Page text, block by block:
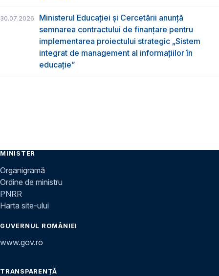
30.07.2026
Ministerul Educației și Cercetării anunță
semnarea contractului de finanțare pentru
implementarea proiectului strategic „Sistem
integrat de management al informațiilor în
educație”
MINISTER
Organigramă
Ordine de ministru
PNRR
Harta site-ului
GUVERNUL ROMÂNIEI
www.gov.ro
TRANSPARENȚĂ